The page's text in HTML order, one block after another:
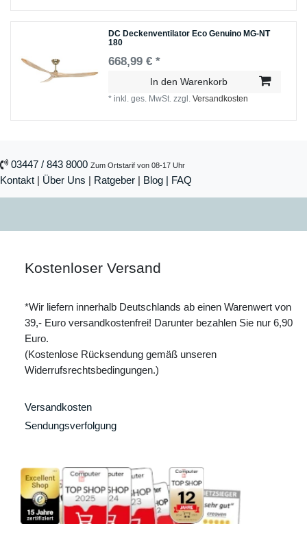
DC Deckenventilator Eco Genuino MG-NT
180
668,99 € *
In den Warenkorb
*inkl. ges. MwSt. zzgl.Versandkosten
03447 / 843 8000 Zum Ortstarif von 08-17 Uhr
Kontakt | Über Uns | Ratgeber | Blog | FAQ
Kostenloser Versand
*Wir liefern innerhalb Deutschlands ab einen Warenwert von
39,- Euro versandkostenfrei! Darunter bezahlen Sie nur 6,90
Euro.
(Kostenlose Rücksendung gemäß unseren
Widerrufsrechtsbedingungen.)
Versandkosten
Sendungsverfolgung